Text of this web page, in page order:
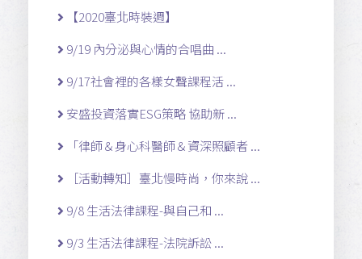
【2020臺北時裝週】
9/19 內分泌與心情的合唱曲 ...
9/17社會裡的各樣女聲課程活 ...
安盛投資落實ESG策略 協助新 ...
「律師＆身心科醫師＆資深照顧者 ...
［活動轉知］臺北慢時尚，你來說 ...
9/8 生活法律課程-與自己和 ...
9/3 生活法律課程-法院訴訟 ...